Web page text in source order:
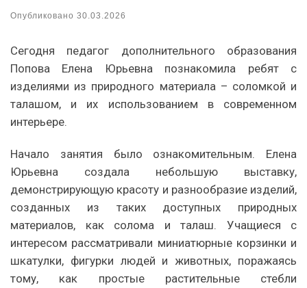
Опубликовано 30.03.2026
Сегодня педагог дополнительного образования
Попова Елена Юрьевна познакомила ребят с
изделиями из природного материала – соломкой и
талашом, и их использованием в современном
интерьере.
Начало занятия было ознакомительным. Елена
Юрьевна создала небольшую выставку,
демонстрирующую красоту и разнообразие изделий,
созданных из таких доступных природных
материалов, как солома и талаш. Учащиеся с
интересом рассматривали миниатюрные корзинки и
шкатулки, фигурки людей и животных, поражаясь
тому, как простые растительные стебли